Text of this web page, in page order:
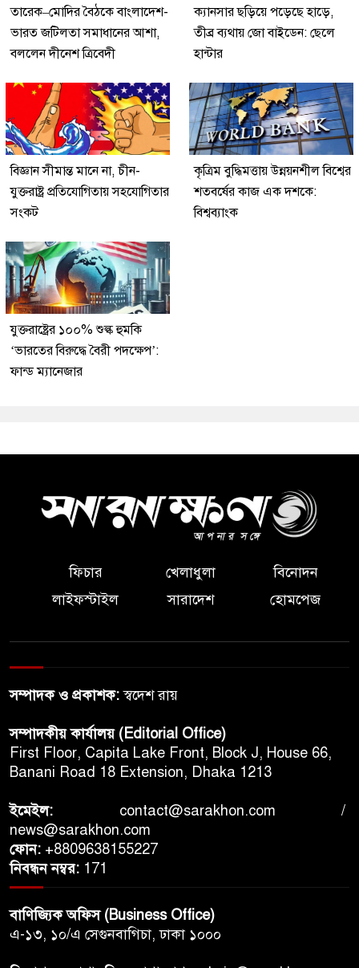
তারেক–মোদির বৈঠকে বাংলাদেশ-
ভারত জটিলতা সমাধানের আশা,
বললেন দীনেশ ত্রিবেদী
ক্যানসার ছড়িয়ে পড়েছে হাড়ে,
তীব্র ব্যথায় জো বাইডেন: ছেলে
হান্টার
বিজ্ঞান সীমান্ত মানে না, চীন-
যুক্তরাষ্ট্র প্রতিযোগিতায় সহযোগিতার
সংকট
কৃত্রিম বুদ্ধিমত্তায় উন্নয়নশীল বিশ্বের
শতবর্ষের কাজ এক দশকে:
বিশ্বব্যাংক
যুক্তরাষ্ট্রের ১০০% শুল্ক হুমকি
‘ভারতের বিরুদ্ধে বৈরী পদক্ষেপ’:
ফান্ড ম্যানেজার
ফিচার খেলাধুলা
বিনোদন
লাইফস্টাইল
সারাদেশ হোমপেজ
সম্পাদক ও প্রকাশক:স্বদেশ রায়
সম্পাদকীয় কার্যালয় (Editorial Office)
First Floor, Capita Lake Front, Block J, House 66,
Banani Road 18 Extension, Dhaka 1213
ইমেইল: contact@sarakhon.com /
news@sarakhon.com
ফোন: +8809638155227
নিবন্ধন নম্বর: 171
বাণিজ্যিক অফিস (Business Office)
এ-১৩, ১০/এ সেগুনবাগিচা, ঢাকা ১০০০